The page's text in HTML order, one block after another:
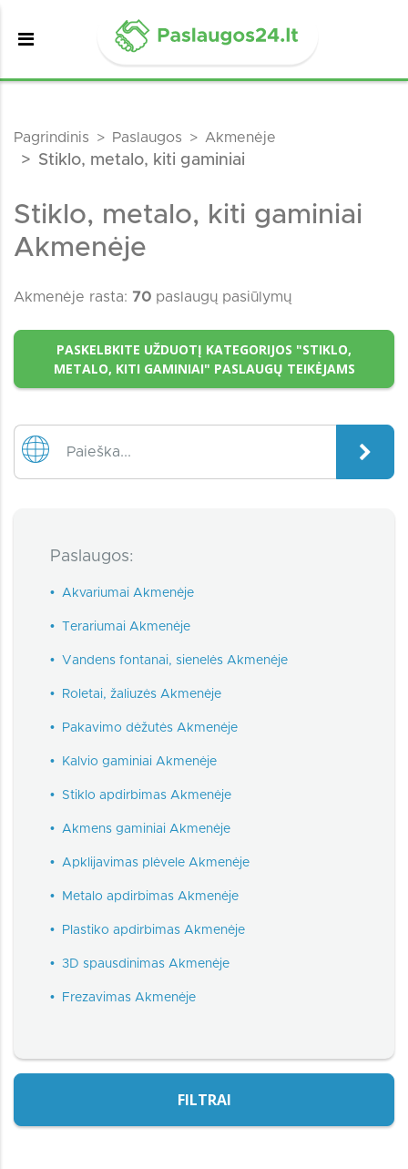
Pagrindinis Paslaugos Akmenėje
Stiklo, metalo, kiti gaminiai
Stiklo, metalo, kiti gaminiai
Akmenėje
Akmenėje rasta: 70 paslaugų pasiūlymų
PASKELBKITE UŽDUOTĮ KATEGORIJOS "STIKLO,
METALO, KITI GAMINIAI" PASLAUGŲ TEIKĖJAMS
Paslaugos:
• Akvariumai Akmenėje
• Terariumai Akmenėje
• Vandens fontanai, sienelės Akmenėje
• Roletai, žaliuzės Akmenėje
• Pakavimo dėžutės Akmenėje
• Kalvio gaminiai Akmenėje
• Stiklo apdirbimas Akmenėje
• Akmens gaminiai Akmenėje
• Apklijavimas plėvele Akmenėje
• Metalo apdirbimas Akmenėje
• Plastiko apdirbimas Akmenėje
• 3D spausdinimas Akmenėje
• Frezavimas Akmenėje
FILTRAI